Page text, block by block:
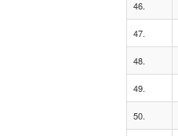
46.
47.
48.
49.
50.